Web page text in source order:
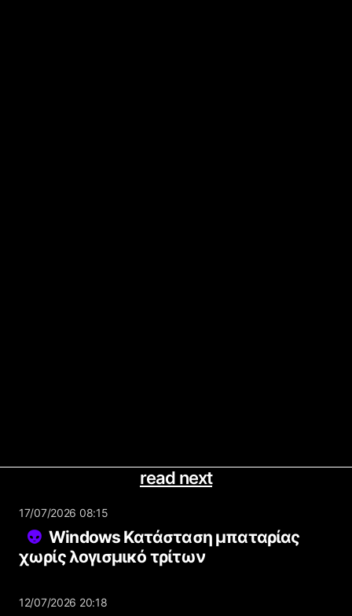
read next
17/07/2026 08:15
Windows Κατάσταση μπαταρίας
χωρίς λογισμικό τρίτων
12/07/2026 20:18